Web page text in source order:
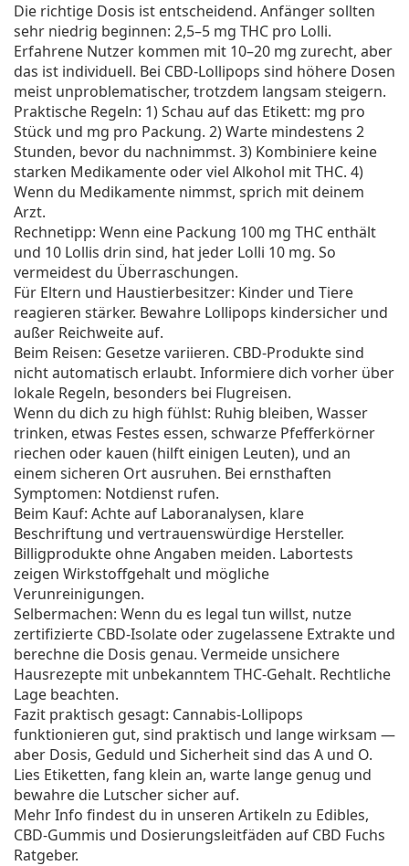
Die richtige Dosis ist entscheidend. Anfänger sollten
sehr niedrig beginnen: 2,5–5 mg THC pro Lolli.
Erfahrene Nutzer kommen mit 10–20 mg zurecht, aber
das ist individuell. Bei CBD-Lollipops sind höhere Dosen
meist unproblematischer, trotzdem langsam steigern.
Praktische Regeln: 1) Schau auf das Etikett: mg pro
Stück und mg pro Packung. 2) Warte mindestens 2
Stunden, bevor du nachnimmst. 3) Kombiniere keine
starken Medikamente oder viel Alkohol mit THC. 4)
Wenn du Medikamente nimmst, sprich mit deinem
Arzt.
Rechnetipp: Wenn eine Packung 100 mg THC enthält
und 10 Lollis drin sind, hat jeder Lolli 10 mg. So
vermeidest du Überraschungen.
Für Eltern und Haustierbesitzer: Kinder und Tiere
reagieren stärker. Bewahre Lollipops kindersicher und
außer Reichweite auf.
Beim Reisen: Gesetze variieren. CBD-Produkte sind
nicht automatisch erlaubt. Informiere dich vorher über
lokale Regeln, besonders bei Flugreisen.
Wenn du dich zu high fühlst: Ruhig bleiben, Wasser
trinken, etwas Festes essen, schwarze Pfefferkörner
riechen oder kauen (hilft einigen Leuten), und an
einem sicheren Ort ausruhen. Bei ernsthaften
Symptomen: Notdienst rufen.
Beim Kauf: Achte auf Laboranalysen, klare
Beschriftung und vertrauenswürdige Hersteller.
Billigprodukte ohne Angaben meiden. Labortests
zeigen Wirkstoffgehalt und mögliche
Verunreinigungen.
Selbermachen: Wenn du es legal tun willst, nutze
zertifizierte CBD-Isolate oder zugelassene Extrakte und
berechne die Dosis genau. Vermeide unsichere
Hausrezepte mit unbekanntem THC-Gehalt. Rechtliche
Lage beachten.
Fazit praktisch gesagt: Cannabis-Lollipops
funktionieren gut, sind praktisch und lange wirksam —
aber Dosis, Geduld und Sicherheit sind das A und O.
Lies Etiketten, fang klein an, warte lange genug und
bewahre die Lutscher sicher auf.
Mehr Info findest du in unseren Artikeln zu Edibles,
CBD-Gummis und Dosierungsleitfäden auf CBD Fuchs
Ratgeber.